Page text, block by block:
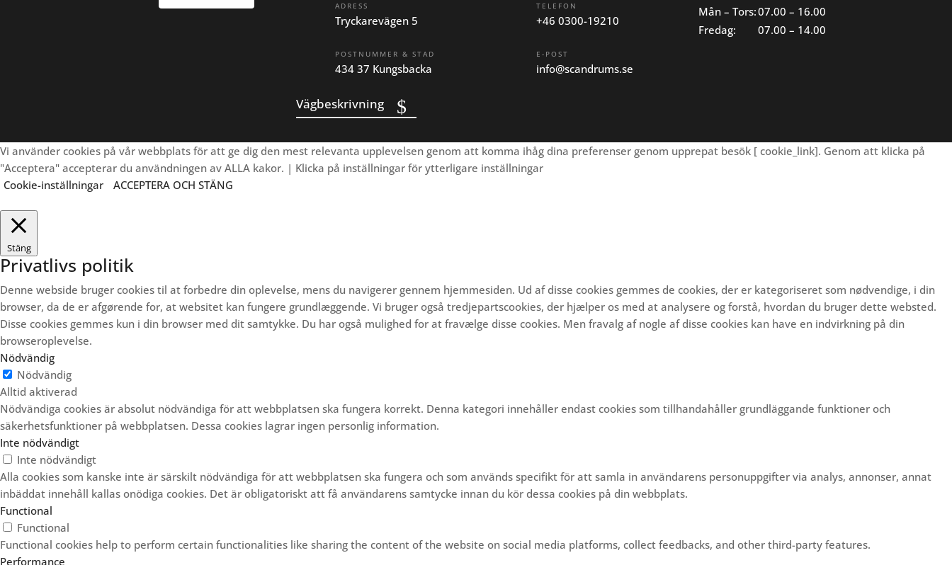
ADRESS
Tryckarevägen 5
POSTNUMMER & STAD
434 37 Kungsbacka
Vägbeskrivning
TELEFON
+46 0300-19210
E-POST
info@scandrums.se
Mån – Tors:07.00 – 16.00
Fredag:
07.00 – 14.00
Vi använder cookies på vår webbplats för att ge dig den mest relevanta upplevelsen genom att komma ihåg dina preferenser genom upprepat besök [ cookie_link]. Genom att klicka på
"Acceptera" accepterar du användningen av ALLA kakor. | Klicka på inställningar för ytterligare inställningar
Cookie-inställningar
ACCEPTERA OCH STÄNG
Stäng
Privatlivs politik
Denne webside bruger cookies til at forbedre din oplevelse, mens du navigerer gennem hjemmesiden. Ud af disse cookies gemmes de cookies, der er kategoriseret som nødvendige, i din
browser, da de er afgørende for, at websitet kan fungere grundlæggende. Vi bruger også tredjepartscookies, der hjælper os med at analysere og forstå, hvordan du bruger dette websted.
Disse cookies gemmes kun i din browser med dit samtykke. Du har også mulighed for at fravælge disse cookies. Men fravalg af nogle af disse cookies kan have en indvirkning på din
browseroplevelse.
Nödvändig
Nödvändig
Alltid aktiverad
Nödvändiga cookies är absolut nödvändiga för att webbplatsen ska fungera korrekt. Denna kategori innehåller endast cookies som tillhandahåller grundläggande funktioner och
säkerhetsfunktioner på webbplatsen. Dessa cookies lagrar ingen personlig information.
Inte nödvändigt
Inte nödvändigt
Alla cookies som kanske inte är särskilt nödvändiga för att webbplatsen ska fungera och som används specifikt för att samla in användarens personuppgifter via analys, annonser, annat
inbäddat innehåll kallas onödiga cookies. Det är obligatoriskt att få användarens samtycke innan du kör dessa cookies på din webbplats.
Functional
Functional
Functional cookies help to perform certain functionalities like sharing the content of the website on social media platforms, collect feedbacks, and other third-party features.
Performance